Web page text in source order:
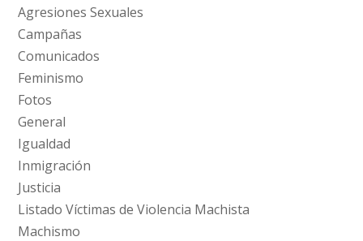
Agresiones Sexuales
Campañas
Comunicados
Feminismo
Fotos
General
Igualdad
Inmigración
Justicia
Listado Víctimas de Violencia Machista
Machismo